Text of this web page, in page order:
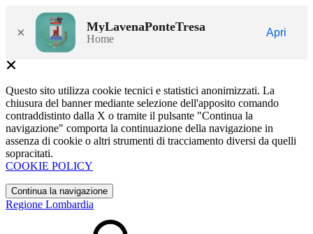
× MyLavenaPonteTresa
Home
Apri
Questo sito utilizza cookie tecnici e statistici anonimizzati. La
chiusura del banner mediante selezione dell'apposito comando
contraddistinto dalla X o tramite il pulsante "Continua la
navigazione" comporta la continuazione della navigazione in
assenza di cookie o altri strumenti di tracciamento diversi da quelli
sopracitati.
COOKIE POLICY
Continua la navigazione
Regione Lombardia